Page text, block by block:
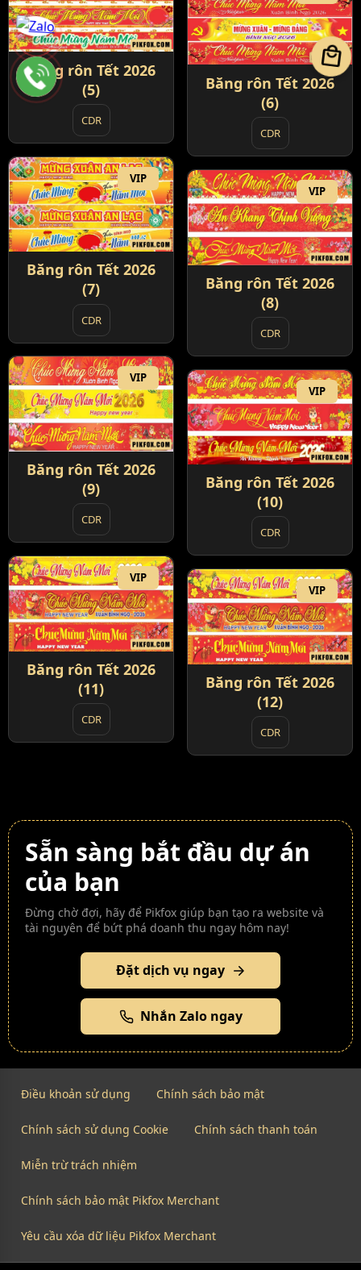
Băng rôn Tết 2026
(5)
CDR
Băng rôn Tết 2026
(6)
CDR
VIP
Băng rôn Tết 2026
(7)
CDR
VIP
Băng rôn Tết 2026
(8)
CDR
VIP
Băng rôn Tết 2026
(9)
CDR
VIP
Băng rôn Tết 2026
(10)
CDR
VIP
Băng rôn Tết 2026
(11)
CDR
VIP
Băng rôn Tết 2026
(12)
CDR
Sẵn sàng bắt đầu dự án
của bạn
Đừng chờ đợi, hãy để Pikfox giúp bạn tạo ra website và
tài nguyên để bứt phá doanh thu ngay hôm nay!
Đặt dịch vụ ngay
Nhắn Zalo ngay
Điều khoản sử dụng Chính sách bảo mật
Chính sách sử dụng Cookie Chính sách thanh toán
Miễn trừ trách nhiệm
Chính sách bảo mật Pikfox Merchant
Yêu cầu xóa dữ liệu Pikfox Merchant
local_mall